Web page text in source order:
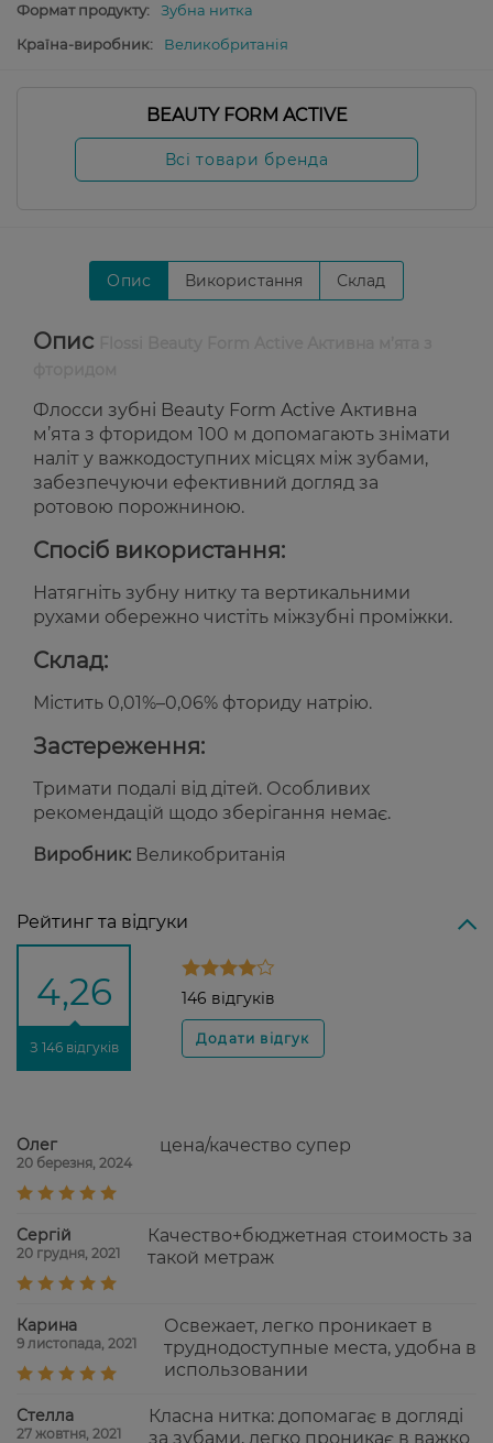
Формат продукту:
Зубна нитка
Країна-виробник:
Великобританія
BEAUTY FORM ACTIVE
Всі товари бренда
Опис Використання Склад
Опис
Флосси зубні Beauty Form Active Активна
м’ята з фторидом 100 м допомагають знімати
наліт у важкодоступних місцях між зубами,
забезпечуючи ефективний догляд за
ротовою порожниною.
Спосіб використання:
Натягніть зубну нитку та вертикальними
рухами обережно чистіть міжзубні проміжки.
Склад:
Містить 0,01%–0,06% фториду натрію.
Застереження:
Тримати подалі від дітей. Особливих
рекомендацій щодо зберігання немає.
Виробник: Великобританія
Рейтинг та відгуки
4,26
З 146 відгуків
146 відгуків
Олег
20 березня, 2024
цена/качество супер
Сергій
20 грудня, 2021
Качество+бюджетная стоимость за
такой метраж
Карина
9 листопада, 2021
Освежает, легко проникает в
труднодоступные места, удобна в
использовании
Стелла
27 жовтня, 2021
Класна нитка: допомагає в догляді
за зубами, легко проникає в важко